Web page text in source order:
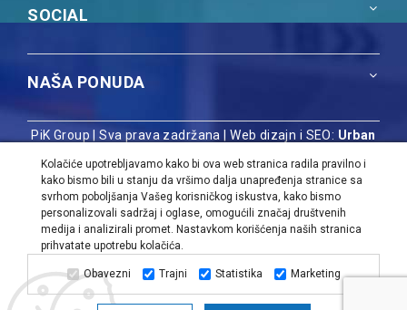
SOCIAL
NAŠA PONUDA
PiK Group | Sva prava zadržana |Web dizajn i SEO: Urban
Kolačiće upotrebljavamo kako bi ova web stranica radila pravilno i
kako bismo bili u stanju da vršimo dalja unapređenja stranice sa
svrhom poboljšanja Vašeg korisničkog iskustva, kako bismo
personalizovali sadržaj i oglase, omogućili značaj društvenih
medija i analizirali promet. Nastavkom korišćenja naših stranica
prihvatate upotrebu kolačića.
Obavezni Trajni Statistika Marketing